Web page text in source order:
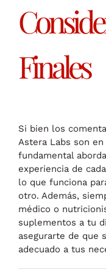
Finales
Si bien los
Astera Labs son
fundamental
experiencia de
lo que funciona
otro. Además,
médico o
suplementos a tu
asegurarte de que
adecuado a tus